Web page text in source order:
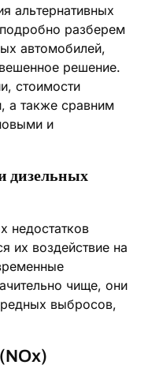
альтернативных
разберем
автомобилей,
решение.
стоимости
а также сравним
и
дизельных
недостатков
их воздействие на
чище, они
выбросов,